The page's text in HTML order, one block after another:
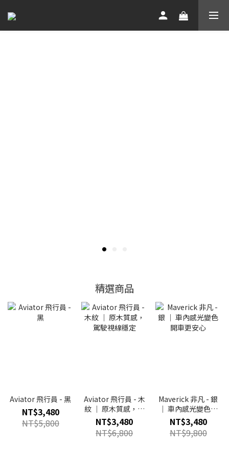
精選商品
Aviator 飛行員 - 黑
NT$3,480
NT$5,800
Aviator 飛行員 - 木
紋 ｜ 原木質感，駕
駛視線穩定
NT$3,480
NT$6,800
Maverick 非凡 - 銀
｜ 車內感光變色開
車更安心
NT$3,480
NT$9,800